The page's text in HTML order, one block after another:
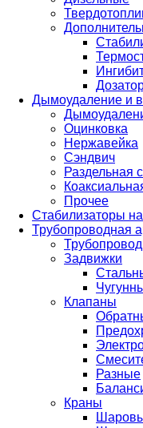
Дымоудаление и
Оцинковка
Нержавейка
Сэндвич
Раздельная
Прочее
Стабилизаторы
Трубопроводная
Задвижки
Клапаны
Разные
Краны